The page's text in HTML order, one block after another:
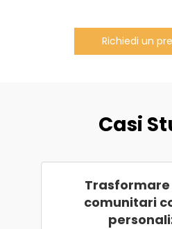
Richiedi un
Casi
Trasformare
comunitari